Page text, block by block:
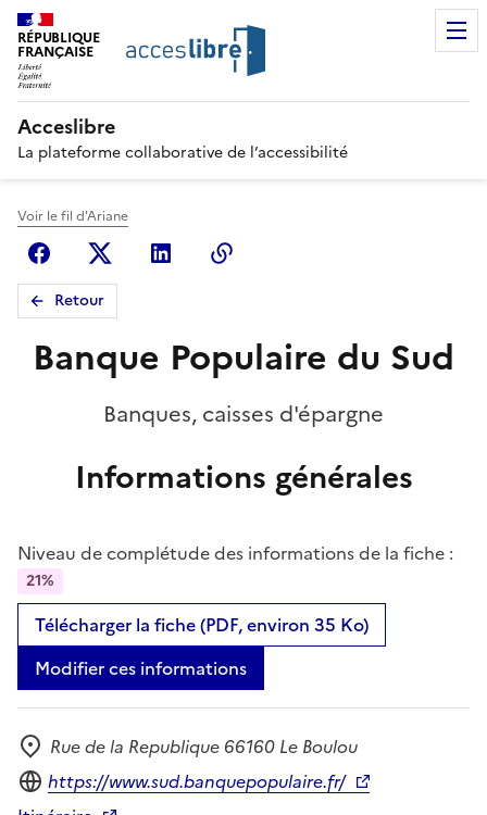
RÉPUBLIQUE
FRANÇAISE
Acceslibre
La plateforme collaborative de l’accessibilité
Voir le fil d'Ariane
FacebookX (anciennement Twitter)
Linkedin
Retour
Banque Populaire du Sud
Banques, caisses d'épargne
Informations générales
Niveau de complétude des informations de la fiche :
21%
Télécharger la fiche (PDF, environ 35 Ko)
Modifier ces informations
Adresse
Rue de la Republique 66160 Le Boulou
Site internet
https://www.sud.banquepopulaire.fr/